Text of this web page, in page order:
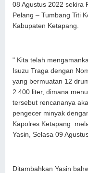
08 Agustus 2022 sekira
Pelang – Tumbang Titi
Kabupaten Ketapang.
" Kita telah
Isuzu Traga dengan
yang bermuatan 12
2.400 liter, dimana
tersebut rencananya
pengecer minyak
Kapolres Ketapang
Yasin, Selasa 09
Ditambahkan Yasin